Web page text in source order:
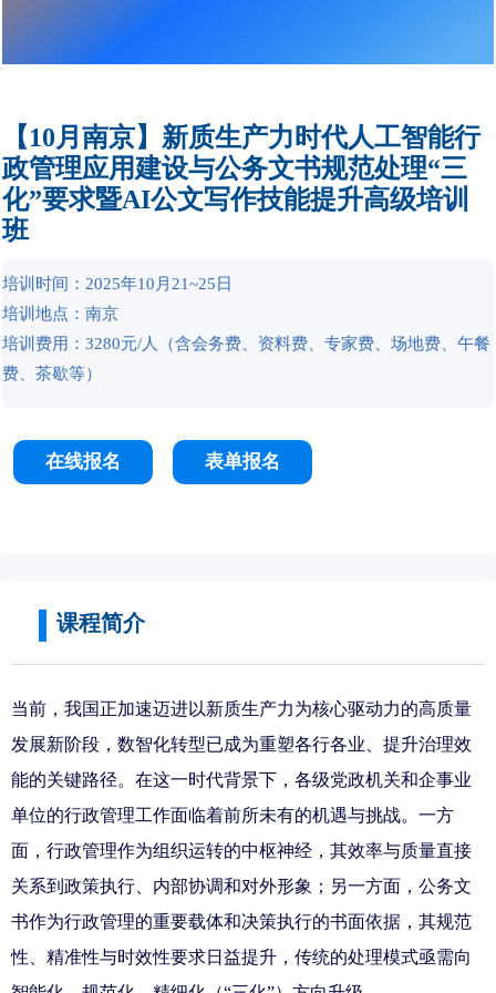
【10月南京】新质生产力时代人工智能行
政管理应用建设与公务文书规范处理“三
化”要求暨AI公文写作技能提升高级培训
班
培训时间：2025年10月21~25日
培训地点：南京
培训费用：3280元/人（含会务费、资料费、专家费、场地费、午餐
费、茶歇等）
在线报名 表单报名
课程简介
当前，我国正加速迈进以新质生产力为核心驱动力的高质量
发展新阶段，数智化转型已成为重塑各行各业、提升治理效
能的关键路径。在这一时代背景下，各级党政机关和企事业
单位的行政管理工作面临着前所未有的机遇与挑战。一方
面，行政管理作为组织运转的中枢神经，其效率与质量直接
关系到政策执行、内部协调和对外形象；另一方面，公务文
书作为行政管理的重要载体和决策执行的书面依据，其规范
性、精准性与时效性要求日益提升，传统的处理模式亟需向